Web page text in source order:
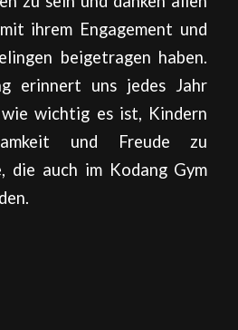
ihrem Engagement und
beigetragen haben.
erinnert uns jedes Jahr
wichtig es ist, Kindern
und Freude zu
die auch im Kodang Gym